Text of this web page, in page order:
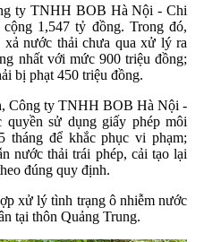
ty TNHH BOB Hà Nội - Chi
1,547 tỷ đồng. Trong đó,
nước thải chưa qua xử lý ra
nhất với mức 900 triệu đồng;
bị phạt 450 triệu đồng.
Công ty TNHH BOB Hà Nội -
sử dụng giấy phép môi
tháng để khắc phục vi phạm;
nước thải trái phép, cải tạo lại
đúng quy định.
xử lý tình trạng ô nhiễm nước
tại thôn Quảng Trung.